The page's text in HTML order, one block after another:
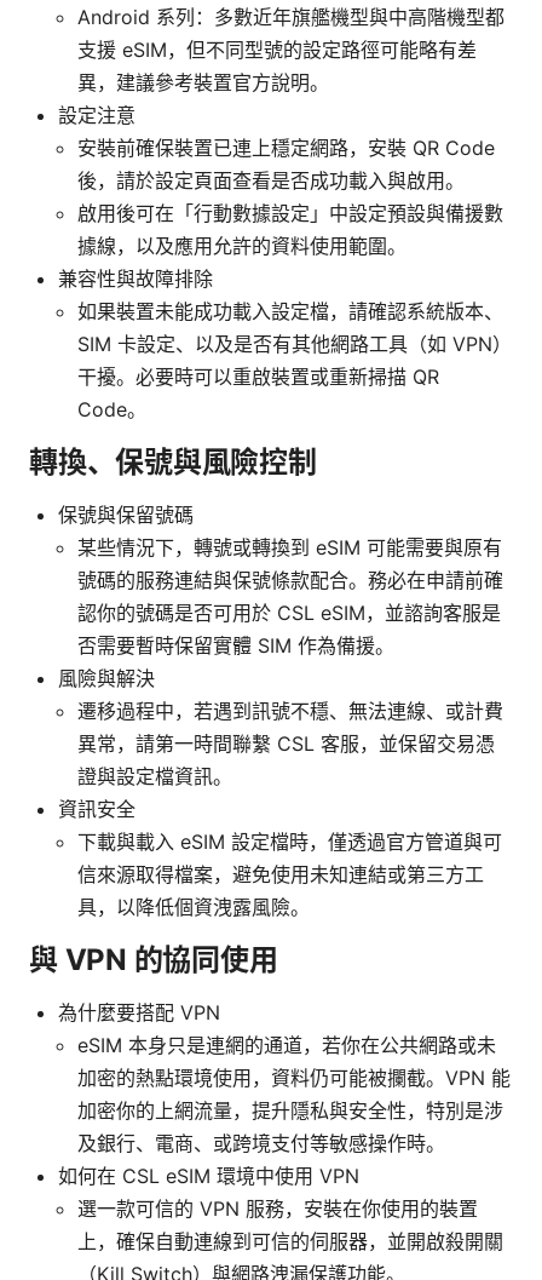
Android 系列：多數近年旗艦機型與中高階機型都
支援 eSIM，但不同型號的設定路徑可能略有差
異，建議參考裝置官方說明。
設定注意
安裝前確保裝置已連上穩定網路，安裝 QR Code
後，請於設定頁面查看是否成功載入與啟用。
啟用後可在「行動數據設定」中設定預設與備援數
據線，以及應用允許的資料使用範圍。
兼容性與故障排除
如果裝置未能成功載入設定檔，請確認系統版本、
SIM 卡設定、以及是否有其他網路工具（如 VPN）
干擾。必要時可以重啟裝置或重新掃描 QR
Code。
轉換、保號與風險控制
保號與保留號碼
某些情況下，轉號或轉換到 eSIM 可能需要與原有
號碼的服務連結與保號條款配合。務必在申請前確
認你的號碼是否可用於 CSL eSIM，並諮詢客服是
否需要暫時保留實體 SIM 作為備援。
風險與解決
遷移過程中，若遇到訊號不穩、無法連線、或計費
異常，請第一時間聯繫 CSL 客服，並保留交易憑
證與設定檔資訊。
資訊安全
下載與載入 eSIM 設定檔時，僅透過官方管道與可
信來源取得檔案，避免使用未知連結或第三方工
具，以降低個資洩露風險。
與 VPN 的協同使用
為什麼要搭配 VPN
eSIM 本身只是連網的通道，若你在公共網路或未
加密的熱點環境使用，資料仍可能被攔截。VPN 能
加密你的上網流量，提升隱私與安全性，特別是涉
及銀行、電商、或跨境支付等敏感操作時。
如何在 CSL eSIM 環境中使用 VPN
選一款可信的 VPN 服務，安裝在你使用的裝置
上，確保自動連線到可信的伺服器，並開啟殺開關
（Kill Switch）與網路洩漏保護功能。